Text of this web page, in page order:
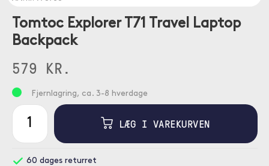
Tomtoc Explorer T71 Travel Laptop
Backpack
579 KR.
Fjernlagring, ca. 3-8 hverdage
LÆG I VAREKURVEN
60 dages returret